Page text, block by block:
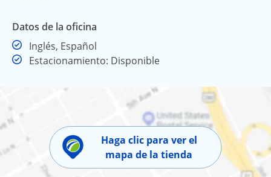
Datos de la oficina
Inglés, Español
Estacionamiento: Disponible
Haga clic para ver el
mapa de la tienda